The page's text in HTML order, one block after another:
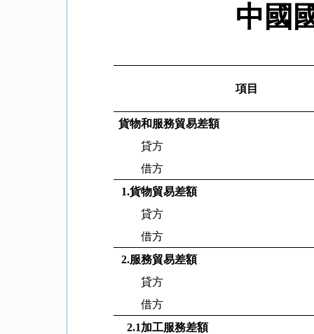
中國
項目
貨物和服務貿易差額
貸方
借方
1.貨物貿易差額
貸方
借方
2.服務貿易差額
貸方
借方
2.1加工服務差額